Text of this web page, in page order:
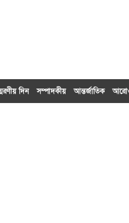
দিন সম্পাদকীয় আন্তর্জাতিক